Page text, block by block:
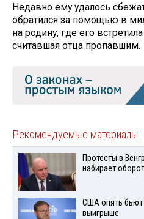
Недавно ему удалось
обратился за помощью в
на родину, где его
считавшая отца пропавшим.
Рекомендуемые материалы
Протесты в
набирает
США опять бьют
выигрыше